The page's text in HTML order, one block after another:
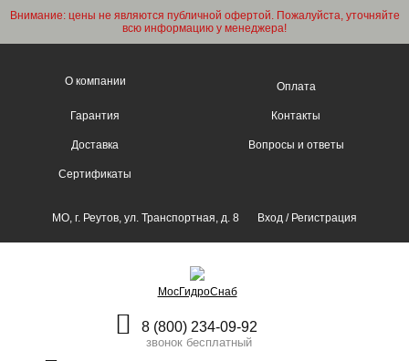
Внимание: цены не являются публичной офертой. Пожалуйста, уточняйте
всю информацию у менеджера!
О компании Оплата
Гарантия Контакты
Доставка Вопросы и ответы
Сертификаты
МО, г. Реутов, ул. Транспортная, д. 8 Вход /Регистрация
МосГидроСнаб
8 (800) 234-09-92
звонок бесплатный